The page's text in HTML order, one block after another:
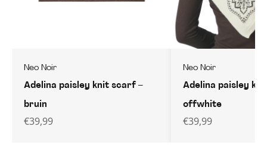
Neo Noir
Adelina paisley knit scarf –
bruin
€39,99
Neo Noir
Adelina paisley
offwhite
€39,99